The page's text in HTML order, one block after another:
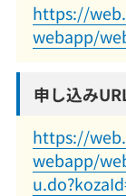
https://
webapp/
申し込み
https://
webapp/